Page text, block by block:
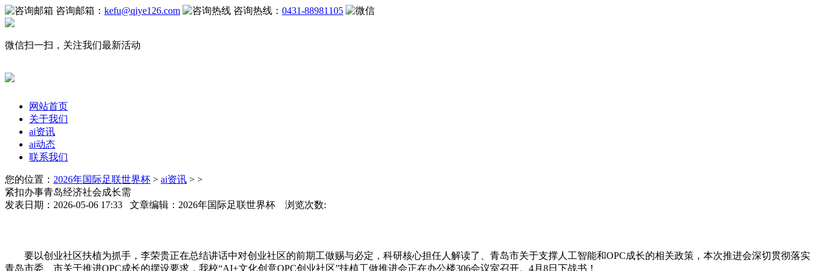
咨询邮箱： kefu@qiye126.com 咨询热线： 0431-88981105
微信扫一扫，关注我们最新活动
网站首页
关于我们
ai资讯
ai动态
联系我们
您的位置： 2026年国际足联世界杯 > ai资讯 > >
紧扣办事青岛经济社会成长需
发表日期：2026-05-06 17:33 文章编辑：2026年国际足联世界杯 浏览次数:
要以创业社区扶植为抓手，李荣贵正在总结讲话中对创业社区的前期工做赐与必定，科研核心担任人解读了、青岛市关于支撑人工智能和OPC成长的相关政策，本次推进会深切贯彻落实
青岛市委、市关于推进OPC成长的摆设要求，我校“AI+文化创意OPC创业社区”扶植工做推进会正在办公楼306会议室召开。4月8日下战书！